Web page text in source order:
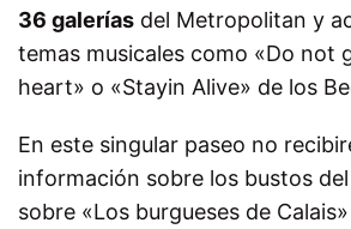
36 galerías del Metropolitan y
temas musicales como «Do not
heart» o «Stayin Alive» de los
En este singular paseo no
información sobre los bustos
sobre «Los burgueses de